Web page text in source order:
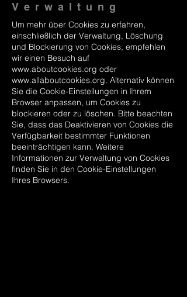
Verwaltung
Um mehr über Cookies zu erfahren,
einschließlich der Verwaltung, Löschung
und Blockierung von Cookies, empfehlen
wir einen Besuch auf
www.aboutcookies.org oder
www.allaboutcookies.org. Alternativ können
Sie die Cookie-Einstellungen in Ihrem
Browser anpassen, um Cookies zu
blockieren oder zu löschen. Bitte beachten
Sie, dass das Deaktivieren von Cookies die
Verfügbarkeit bestimmter Funktionen
beeinträchtigen kann. Weitere
Informationen zur Verwaltung von Cookies
finden Sie in den Cookie-Einstellungen
Ihres Browsers.